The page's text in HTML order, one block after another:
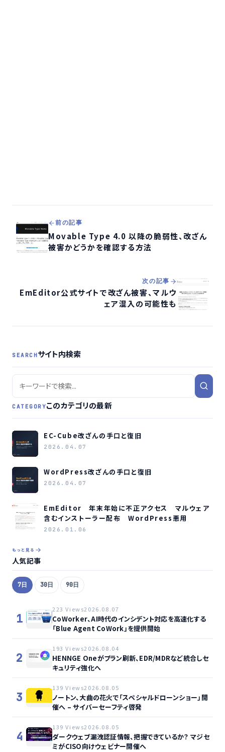
前の記事
Movable Type 4.0 以降の脆弱性、改ざん
被害かどうかを確認する方法
次の記事
EmEditor公式サイトで改ざん被害、マルウ
ェア混入の可能性も
SEARCHサイト内検索
CATEGORYこのカテゴリの最新
EC-Cube改ざんの手口と復旧
2026.04.07
WordPress改ざんの手口と復旧
2026.04.07
EmEditor 年末年始に不正アクセス マルウェア
含むインストーラー配布 WordPress悪用
2026.01.06
もっと見る
人気記事
7日 30日 90日
1
223 Views2026.08.07
CoWorker、AI時代のインシデント対応を高速化する
「Blue Agent CoWork」を提供開始
2
193 Views2026.08.04
HENNGE Oneがプラン刷新、EDR/MDRなど統合しセ
キュリティ強化へ
3
139 Views2026.08.05
ノートン、大曲の花火で「スペシャルドローンショー」開
催へ – サイバーセーフティ啓発
4
139 Views2026.08.05
ダークウェブ漏洩認証情報、把握できているか？ マジセ
ミがCISO向けウェビナー開催へ